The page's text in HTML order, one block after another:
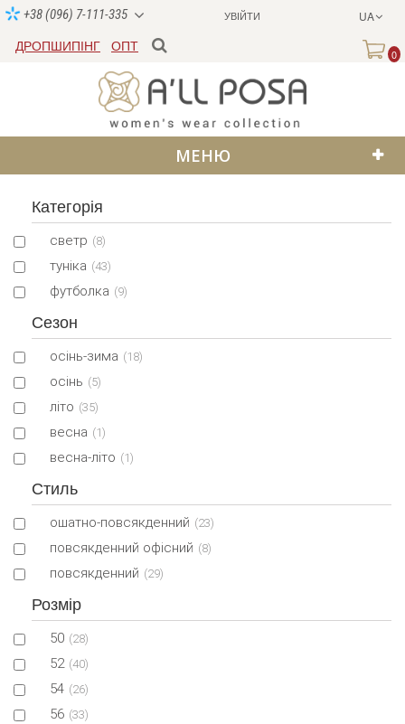
УВІЙТИ UA
+38 (096) 7-111-335
ДРОПШИПІНГ ОПТ
0
МЕНЮ
Категорія
светр (8)
туніка (43)
футболка (9)
Сезон
осінь-зима (18)
осінь (5)
літо (35)
весна (1)
весна-літо (1)
Стиль
ошатно-повсякденний (23)
повсякденний офісний (8)
повсякденний (29)
Розмір
50 (28)
52 (40)
54 (26)
56 (33)